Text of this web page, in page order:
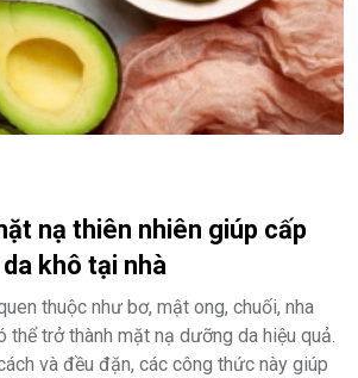
nạ thiên nhiên giúp cấp
khô tại nhà
thuộc như bơ, mật ong, chuối, nha
thể trở thành mặt nạ dưỡng da hiệu quả.
và đều đặn, các công thức này giúp